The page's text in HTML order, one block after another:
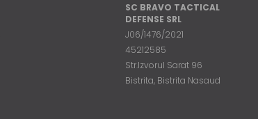
SC BRAVO TACTICAL
DEFENSE SRL
J06/1476/2021
45212585
Str.Izvorul Sarat 96
Bistrita, Bistrita Nasaud